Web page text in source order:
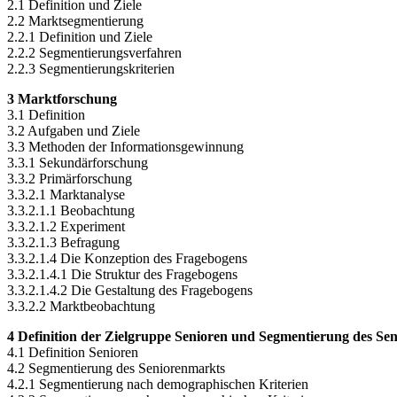
2.1 Definition und Ziele
2.2 Marktsegmentierung
2.2.1 Definition und Ziele
2.2.2 Segmentierungsverfahren
2.2.3 Segmentierungskriterien
3 Marktforschung
3.1 Definition
3.2 Aufgaben und Ziele
3.3 Methoden der Informationsgewinnung
3.3.1 Sekundärforschung
3.3.2 Primärforschung
3.3.2.1 Marktanalyse
3.3.2.1.1 Beobachtung
3.3.2.1.2 Experiment
3.3.2.1.3 Befragung
3.3.2.1.4 Die Konzeption des Fragebogens
3.3.2.1.4.1 Die Struktur des Fragebogens
3.3.2.1.4.2 Die Gestaltung des Fragebogens
3.3.2.2 Marktbeobachtung
4 Definition der Zielgruppe Senioren und Segmentierung des
4.1 Definition Senioren
4.2 Segmentierung des Seniorenmarkts
4.2.1 Segmentierung nach demographischen Kriterien